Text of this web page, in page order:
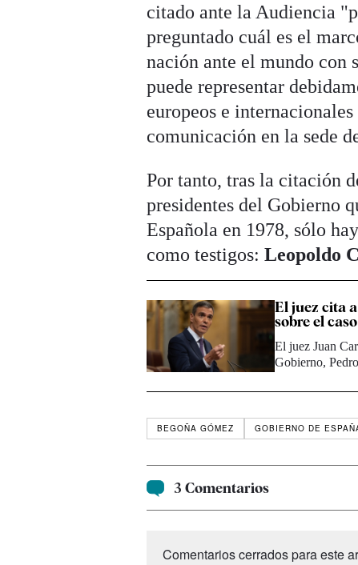
citado ante la Audiencia
preguntado cuál es el
nación ante el mundo con
puede representar
europeos e
comunicación en la sede
Por tanto, tras la citación
presidentes del Gobierno
Española en 1978, sólo
como testigos:Leopoldo
El juez cita
sobre el
El juez Juan
Gobierno,
BEGOÑA GÓMEZ GOBIERNO DE
3 Comentarios
Comentarios cerrados para este